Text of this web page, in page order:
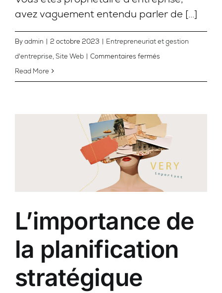
avez vaguement entendu parler de [...]
Byadmin | 2 octobre 2023 | Entrepreneuriat et gestion
d'entreprise, Site Web | Commentaires fermés
parle
de
la
25?
Read More
L’importance de
la planification
stratégique